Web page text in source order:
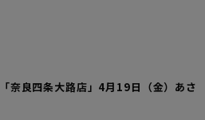
奈良四条大路店」4月19日（金）あさ